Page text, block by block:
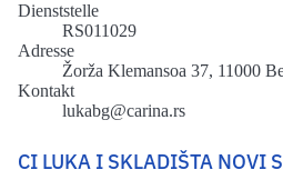
Dienststelle
RS011029
Adresse
Žorža Klemansoa 37, 11000
Kontakt
lukabg@carina.rs
CI LUKA I SKLADIŠTA NOVI